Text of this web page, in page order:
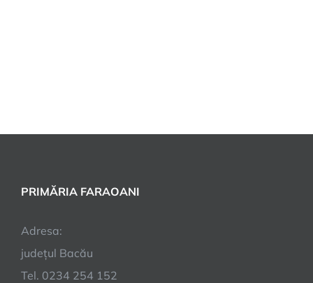
PRIMĂRIA FARAOANI
Adresa:
județul Bacău
Tel. 0234 254 152